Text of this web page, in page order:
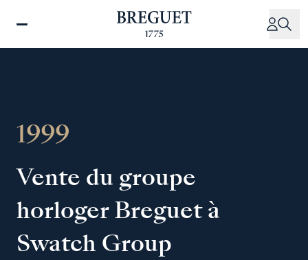
1999
Vente du groupe
horloger Breguet à
Swatch Group